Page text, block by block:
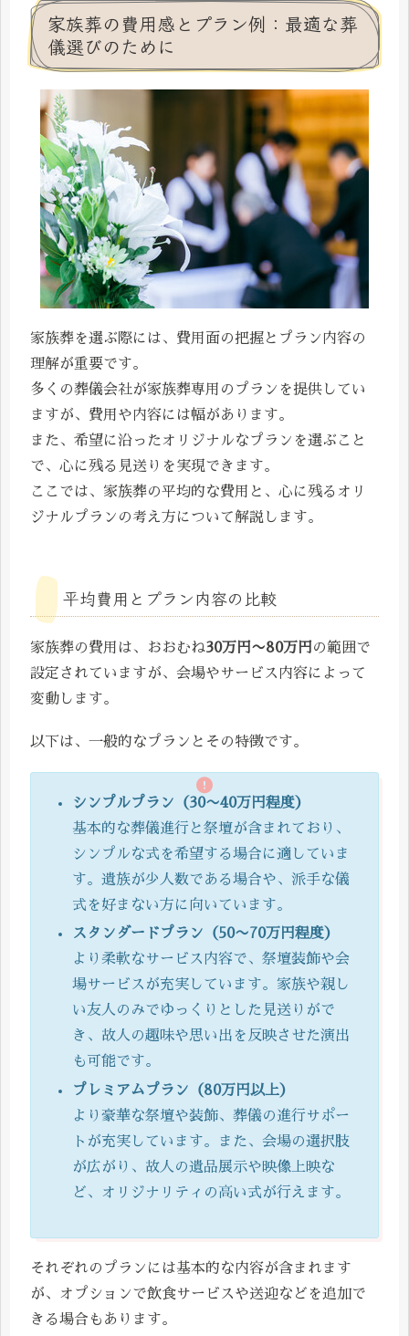
家族葬の費用感とプラン例：最適な葬
儀選びのために
家族葬を選ぶ際には、費用面の把握とプラン内容の
理解が重要です。
多くの葬儀会社が家族葬専用のプランを提供してい
ますが、費用や内容には幅があります。
また、希望に沿ったオリジナルなプランを選ぶこと
で、心に残る見送りを実現できます。
ここでは、家族葬の平均的な費用と、心に残るオリ
ジナルプランの考え方について解説します。
平均費用とプラン内容の比較
家族葬の費用は、おおむね30万円〜80万円 の範囲で
設定されていますが、会場やサービス内容によって
変動します。
以下は、一般的なプランとその特徴です。
シンプルプラン（30〜40万円程度）
基本的な葬儀進行と祭壇が含まれており、
シンプルな式を希望する場合に適していま
す。遺族が少人数である場合や、派手な儀
式を好まない方に向いています。
スタンダードプラン（50〜70万円程度）
より柔軟なサービス内容で、祭壇装飾や会
場サービスが充実しています。家族や親し
い友人のみでゆっくりとした見送りがで
き、故人の趣味や思い出を反映させた演出
も可能です。
プレミアムプラン（80万円以上）
より豪華な祭壇や装飾、葬儀の進行サポー
トが充実しています。また、会場の選択肢
が広がり、故人の遺品展示や映像上映な
ど、オリジナリティの高い式が行えます。
それぞれのプランには基本的な内容が含まれます
が、オプションで飲食サービスや送迎などを追加で
きる場合もあります。